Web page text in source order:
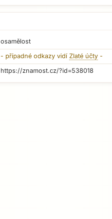
osamělost
- případné odkazy vidí Zlaté účty -
https://znamost.cz/?id=538018